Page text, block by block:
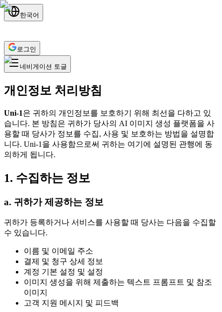
한국어
로그인
네비게이션 토글
개인정보 처리방침
Uni-1은 귀하의 개인정보를 보호하기 위해 최선을 다하고 있
습니다. 본 방침은 귀하가 당사의 AI 이미지 생성 플랫폼을 사
용할 때 당사가 정보를 수집, 사용 및 보호하는 방법을 설명합
니다. Uni-1을 사용함으로써 귀하는 여기에 설명된 관행에 동
의하게 됩니다.
1. 수집하는 정보
a. 귀하가 제공하는 정보
귀하가 등록하거나 서비스를 사용할 때 당사는 다음을 수집할
수 있습니다.
이름 및 이메일 주소
결제 및 청구 상세 정보
계정 기본 설정 및 설정
이미지 생성을 위해 제출하는 텍스트 프롬프트 및 참조
이미지
고객 지원 메시지 및 피드백